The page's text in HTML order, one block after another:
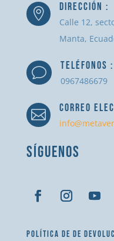
 DIRECCIÓN :
Calle 12,
Manta,
v TELÉFONOS :
0967486679
 CORREO
SÍGUENOS
POLÍTICA DE DE